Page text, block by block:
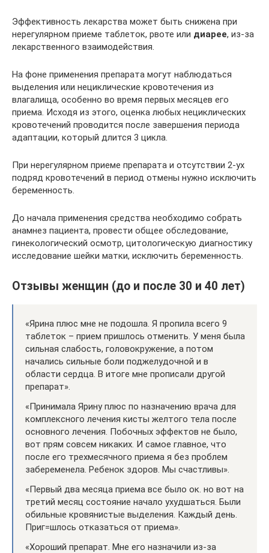
Эффективность лекарства может быть снижена при
нерегулярном приеме таблеток, рвоте или диарее, из-за
лекарственного взаимодействия.
На фоне применения препарата могут наблюдаться
выделения или нециклические кровотечения из
влагалища, особенно во время первых месяцев его
приема. Исходя из этого, оценка любых нециклических
кровотечений проводится после завершения периода
адаптации, который длится 3 цикла.
При нерегулярном приеме препарата и отсутствии 2-ух
подряд кровотечений в период отмены нужно исключить
беременность.
До начала применения средства необходимо собрать
анамнез пациента, провести общее обследование,
гинекологический осмотр, цитологическую диагностику
исследование шейки матки, исключить беременность.
Отзывы женщин (до и после 30 и 40 лет)
«Ярина плюс мне не подошла. Я пропила всего 9
таблеток – прием пришлось отменить. У меня была
сильная слабость, головокружение, а потом
начались сильные боли поджелудочной и в
области сердца. В итоге мне прописали другой
препарат».
«Принимала Ярину плюс по назначению врача для
комплексного лечения кисты желтого тела после
основного лечения. Побочных эффектов не было,
вот прям совсем никаких. И самое главное, что
после его трехмесячного приема я без проблем
забеременела. Ребенок здоров. Мы счастливы».
«Первый два месяца приема все было ок. но вот на
третий месяц состояние начало ухудшаться. Были
обильные кровянистые выделения. Каждый день.
Приг=шлось отказаться от приема».
«Хороший препарат. Мне его назначили из-за